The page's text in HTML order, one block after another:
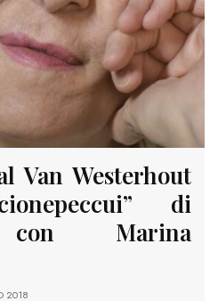
Van Westerhout
di
con Marina
2018